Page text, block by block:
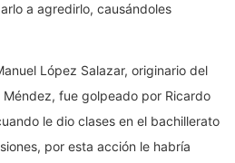
a agredirlo, causándoles
López Salazar, originario del
fue golpeado por Ricardo
le dio clases en el bachillerato
por esta acción le habría